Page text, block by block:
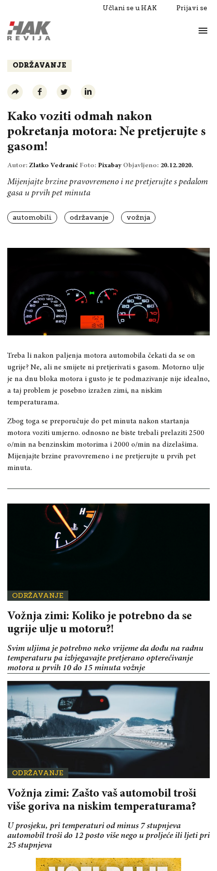
Učlani se u HAK Prijavi se
Razgovori
ODRŽAVANJE
Kako voziti odmah nakon
pokretanja motora: Ne pretjerujte s
gasom!
Autor: Zlatko Vedranić Foto: Pixabay Objavljeno: 20.12.2020.
Mijenjajte brzine pravovremeno i ne pretjerujte s pedalom
gasa u prvih pet minuta
automobili održavanje vožnja
Treba li nakon paljenja motora automobila čekati da se on
ugrije? Ne, ali ne smijete ni pretjerivati s gasom. Motorno ulje
je na dnu bloka motora i gusto je te podmazivanje nije idealno,
a taj problem je posebno izražen zimi, na niskim
temperaturama.
Zbog toga se preporučuje do pet minuta nakon startanja
motora voziti umjerno. odnosno ne biste trebali prelaziti 2500
o/min na benzinskim motorima i 2000 o/min na dizelašima.
Mijenjajte brzine pravovremeno i ne pretjerujte u prvih pet
minuta.
ODRŽAVANJE
Vožnja zimi: Koliko je potrebno da se
ugrije ulje u motoru?!
Svim uljima je potrebno neko vrijeme da dođu na radnu
temperaturu pa izbjegavajte pretjerano opterećivanje
motora u prvih 10 do 15 minuta vožnje
ODRŽAVANJE
Vožnja zimi: Zašto vaš automobil troši
više goriva na niskim temperaturama?
U prosjeku, pri temperaturi od minus 7 stupnjeva
automobil troši do 12 posto više nego u proljeće ili ljeti pri
25 stupnjeva